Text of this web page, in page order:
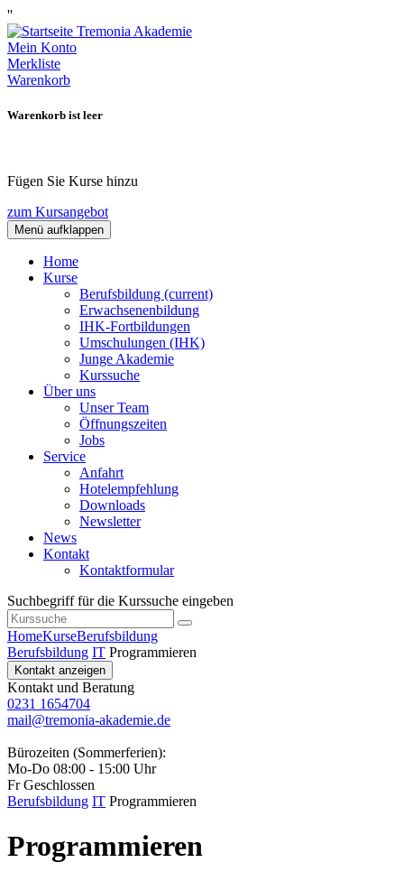
''
Mein Konto
Merkliste
Warenkorb
Warenkorb ist leer
Fügen Sie Kurse hinzu
zum Kursangebot
Menü aufklappen
Home
Kurse
Berufsbildung (current)
Erwachsenenbildung
IHK-Fortbildungen
Umschulungen (IHK)
Junge Akademie
Kurssuche
Über uns
Unser Team
Öffnungszeiten
Jobs
Service
Anfahrt
Hotelempfehlung
Downloads
Newsletter
News
Kontakt
Kontaktformular
Suchbegriff für die Kurssuche eingeben
HomeKurseBerufsbildung
Berufsbildung IT Programmieren
Kontakt anzeigen
Kontakt und Beratung
0231 1654704
mail@tremonia-akademie.de
Bürozeiten (Sommerferien):
Mo-Do 08:00 - 15:00 Uhr
Fr Geschlossen
Berufsbildung IT Programmieren
Programmieren